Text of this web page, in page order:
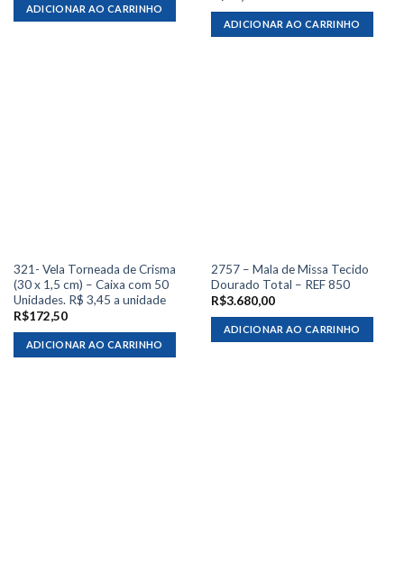
ADICIONAR AO CARRINHO
ADICIONAR AO CARRINHO
321- Vela Torneada de Crisma
(30 x 1,5 cm) – Caixa com 50
Unidades. R$ 3,45 a unidade
R$172,50
ADICIONAR AO CARRINHO
2757 – Mala de Missa Tecido
Dourado Total – REF 850
R$3.680,00
ADICIONAR AO CARRINHO